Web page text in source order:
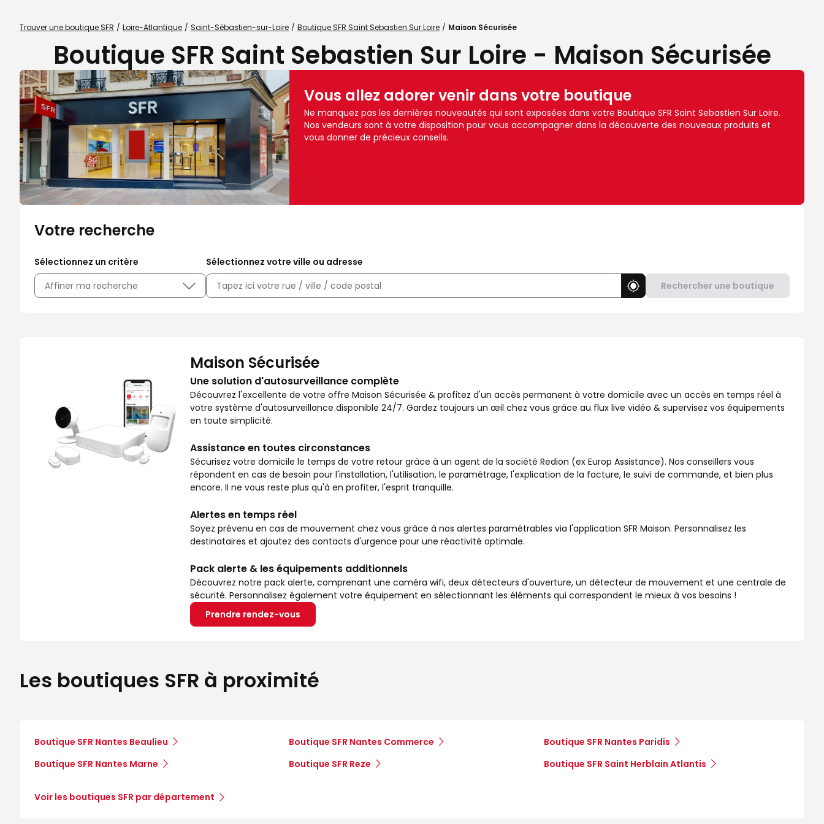
Trouver une boutique SFR Loire-Atlantique Saint-Sébastien-sur-Loire Boutique SFR Saint Sebastien Sur Loire Maison Sécurisée
Boutique SFR Saint Sebastien Sur Loire - Maison Sécurisée
Vous allez adorer venir dans votre boutique
Ne manquez pas les dernières nouveautés qui sont exposées dans votre Boutique SFR Saint Sebastien Sur Loire.
Nos vendeurs sont à votre disposition pour vous accompagner dans la découverte des nouveaux produits et
vous donner de précieux conseils.
Votre recherche
Sélectionnez un critère
Affiner ma recherche
Sélectionnez votre ville ou adresse
Utiliser ma position
Rechercher une boutique
Maison Sécurisée
Une solution d'autosurveillance complète
Découvrez l'excellente de votre offre Maison Sécurisée & profitez d'un accès permanent à votre domicile avec un accès en temps réel à
votre système d'autosurveillance disponible 24/7. Gardez toujours un œil chez vous grâce au flux live vidéo & supervisez vos équipements
en toute simplicité.
Assistance en toutes circonstances
Sécurisez votre domicile le temps de votre retour grâce à un agent de la société Redion (ex Europ Assistance). Nos conseillers vous
répondent en cas de besoin pour l'installation, l'utilisation, le paramétrage, l'explication de la facture, le suivi de commande, et bien plus
encore. II ne vous reste plus qu'à en profiter, l'esprit tranquille.
Alertes en temps réel
Soyez prévenu en cas de mouvement chez vous grâce à nos alertes paramétrables via l'application SFR Maison. Personnalisez les
destinataires et ajoutez des contacts d'urgence pour une réactivité optimale.
Pack alerte & les équipements additionnels
Découvrez notre pack alerte, comprenant une caméra wifi, deux détecteurs d'ouverture, un détecteur de mouvement et une centrale de
sécurité. Personnalisez également votre équipement en sélectionnant les éléments qui correspondent le mieux à vos besoins !
Prendre rendez-vous
Avec Maison Sécurisée, soyez rassuré sur ce qui se passe chez vous et surveiller votre logement en toutes circonstances, disponible dans votre boutique SFR !
Les boutiques SFR à proximité
Boutique SFR Nantes Beaulieu
Boutique SFR Nantes Marne
Boutique SFR Nantes Commerce
Boutique SFR Reze
Boutique SFR Nantes Paridis
Boutique SFR Saint Herblain Atlantis
Voir les boutiques SFR par département